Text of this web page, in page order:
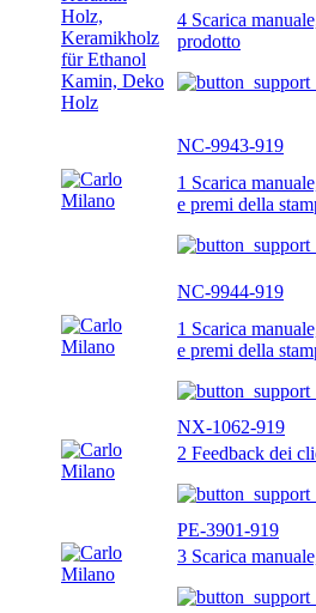
4 Scarica
prodotto
NC-9943-919
1 Scarica
e premi della
NC-9944-919
1 Scarica
e premi della
NX-1062-919
2 Feedback dei
PE-3901-919
3 Scarica